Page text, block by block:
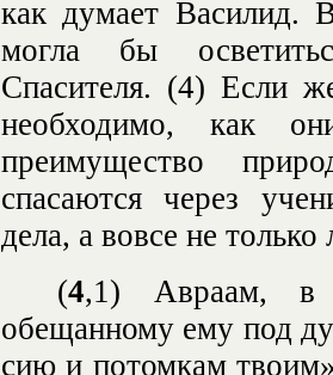
как думает Василид.
могла бы
Спасителя. (4) Если
необходимо, как
преимущество
спасаются через
дела, а вовсе не
(4,1)
Авраам, в
обещанному ему под
сию и потомкам